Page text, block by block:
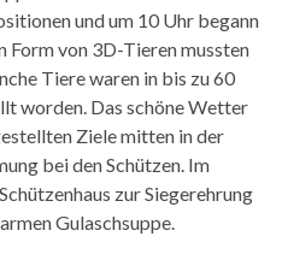
und um 10 Uhr begann
Form von 3D-Tieren mussten
Tiere waren in bis zu 60
worden. Das schöne Wetter
Ziele mitten in der
bei den Schützen. Im
zur Siegerehrung
Gulaschsuppe.